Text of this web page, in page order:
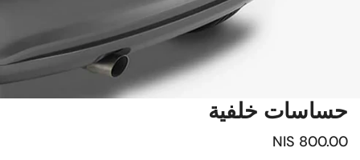
حساسات خلفية
السعر
800.00 NIS